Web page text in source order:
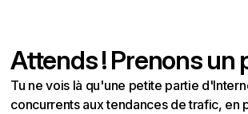
Attends ! Prenons un
Tu ne vois là qu'une petite partie
concurrents aux tendances de trafic, en